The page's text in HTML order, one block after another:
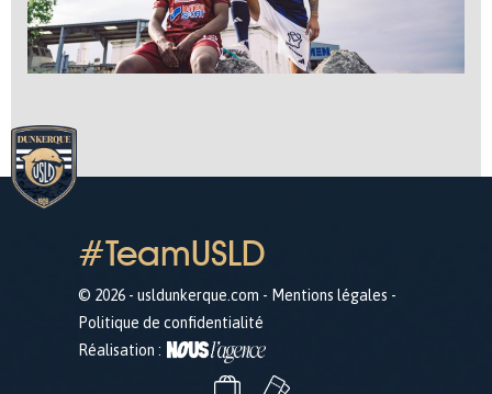
#TeamUSLD
© 2026 - usldunkerque.com - Mentions légales -
Politique de confidentialité
Réalisation :